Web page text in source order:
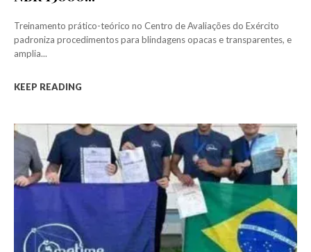
Treinamento prático-teórico no Centro de Avaliações do Exército
padroniza procedimentos para blindagens opacas e transparentes, e
amplia...
KEEP READING